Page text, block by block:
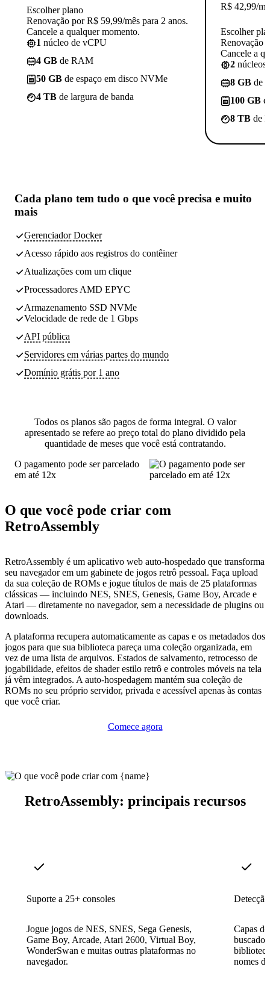
Escolher plano
Renovação por R$ 59,99/mês para 2 anos.
Cancele a qualquer momento.
1 núcleo de vCPU
4 GB de RAM
50 GB de espaço em disco NVMe
4 TB de largura de banda
R$ 42,99/
Escolher
Renovação
Cancele a
2 núcleos
8 GB de
100 GB
8 TB de
Cada plano tem tudo o que você precisa e muito
mais
Gerenciador Docker
Acesso rápido aos registros do contêiner
Atualizações com um clique
Processadores AMD EPYC
Armazenamento SSD NVMe
Velocidade de rede de 1 Gbps
API pública
Servidores em várias partes do mundo
Domínio grátis por 1 ano
Todos os planos são pagos de forma integral. O valor
apresentado se refere ao preço total do plano dividido pela
quantidade de meses que você está contratando.
O pagamento pode ser parcelado
em até 12x
O que você pode criar com
RetroAssembly
RetroAssembly é um aplicativo web auto-hospedado que transforma
seu navegador em um gabinete de jogos retrô pessoal. Faça upload
da sua coleção de ROMs e jogue títulos de mais de 25 plataformas
clássicas — incluindo NES, SNES, Genesis, Game Boy, Arcade e
Atari — diretamente no navegador, sem a necessidade de plugins ou
downloads.
A plataforma recupera automaticamente as capas e os metadados dos
jogos para que sua biblioteca pareça uma coleção organizada, em
vez de uma lista de arquivos. Estados de salvamento, retrocesso de
jogabilidade, efeitos de shader estilo retrô e controles móveis na tela
já vêm integrados. A auto-hospedagem mantém sua coleção de
ROMs no seu próprio servidor, privada e acessível apenas às contas
que você criar.
Comece agora
RetroAssembly: principais recursos
Suporte a 25+ consoles
Jogue jogos de NES, SNES, Sega Genesis,
Game Boy, Arcade, Atari 2600, Virtual Boy,
WonderSwan e muitas outras plataformas no
navegador.
Capas
nomes